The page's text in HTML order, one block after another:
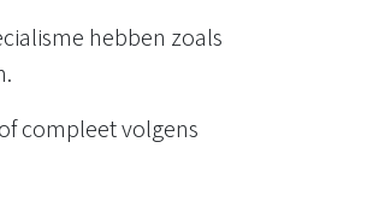
hebben zoals
compleet volgens